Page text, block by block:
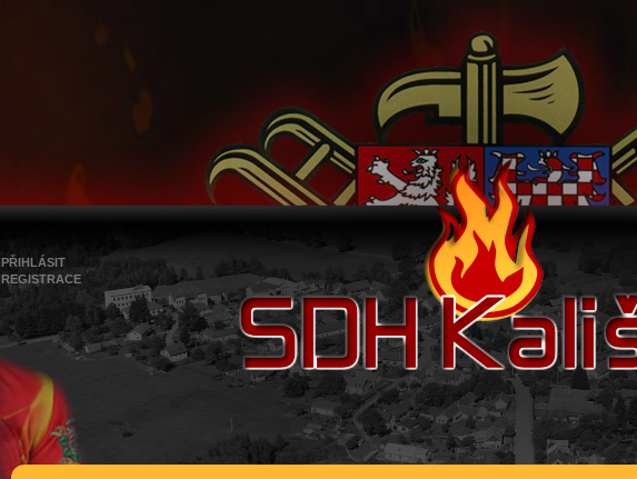
PŘIHLÁSIT
REGISTRACE